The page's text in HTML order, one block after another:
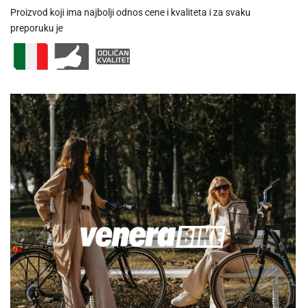
Proizvod koji ima najbolji odnos cene i kvaliteta i za svaku
preporuku je